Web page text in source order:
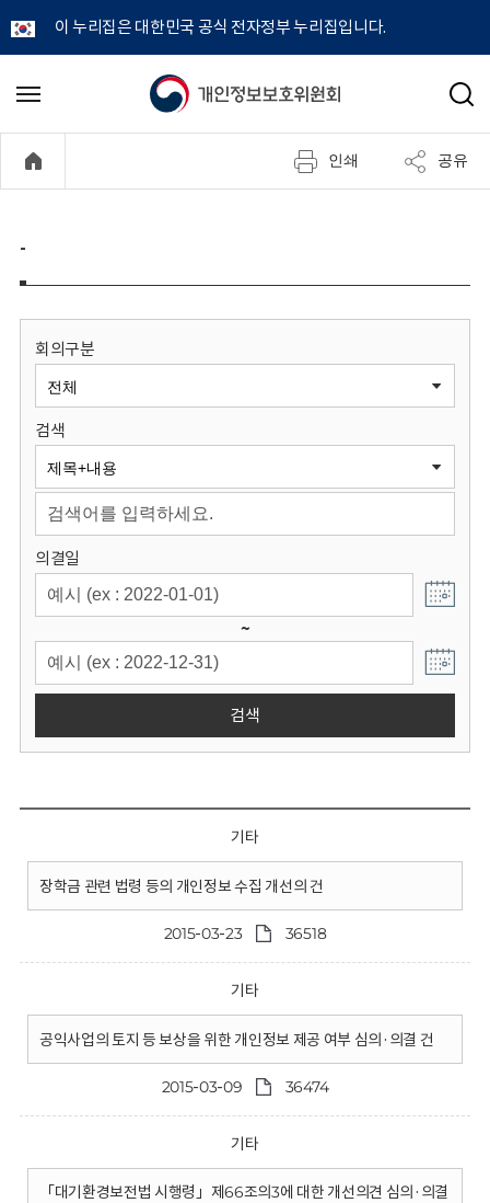
이 누리집은 대한민국 공식 전자정부 누리집입니다.
개
정
보
원
회
메
기
검
인쇄 공유
-
회의구분
검색
의결일
~
검색
기타
장학금 관련 법령 등의 개인정보 수집 개선의 건
2015-03-23 36518
기타
공익사업의 토지 등 보상을 위한 개인정보 제공 여부 심의·의결 건
2015-03-09 36474
기타
「대기환경보전법 시행령」제66조의3에 대한 개선의견 심의·의결